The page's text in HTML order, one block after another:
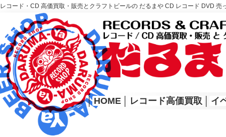
レコード・CD 高価買取・販売とクラフトビールの だるまや CD レコード DVD
レコード高価買取はこちら
HOME
│ HOME レコード高価買取 イ